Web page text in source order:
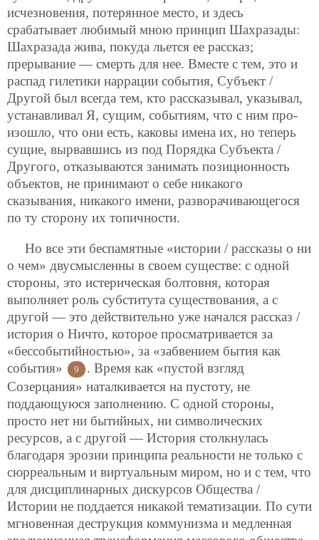
исчезновения, потерянное место, и здесь
срабатывает любимый мною принцип Шахразады:
Шахразада жива, покуда льется ее рассказ;
прерывание — смерть для нее. Вместе с тем, это и
распад гилетики наррации события, Субъект /
Другой был всегда тем, кто рассказывал, указывал,
устанавливал Я, сущим, событиям, что с ним про-
изошло, что они есть, каковы имена их, но теперь
сущие, вырвавшись из под Порядка Субъекта /
Другого, отказываются занимать позиционность
объектов, не принимают о себе никакого
сказывания, никакого имени, разворачивающегося
по ту сторону их топичности.
Но все эти беспамятные «истории / рассказы о ни
о чем» двусмысленны в своем существе: с одной
стороны, это истерическая болтовня, которая
выполняет роль субститута существования, а с
другой — это действительно уже начался рассказ /
история о Ничто, которое просматривается за
«бессобытийностью», за «забвением бытия как
события»
9
. Время как «пустой взгляд
Созерцания» наталкивается на пустоту, не
поддающуюся заполнению. С одной стороны,
просто нет ни бытийных, ни символических
ресурсов, а с другой — История столкнулась
благодаря эрозии принципа реальности не только с
сюрреальным и виртуальным миром, но и с тем, что
для дисциплинарных дискурсов Общества /
Истории не поддается никакой тематизации. По сути
мгновенная деструкция коммунизма и медленная